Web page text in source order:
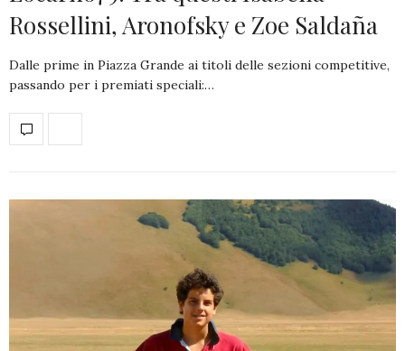
Rossellini, Aronofsky e Zoe Saldaña
Dalle prime in Piazza Grande ai titoli delle sezioni competitive,
passando per i premiati speciali:…